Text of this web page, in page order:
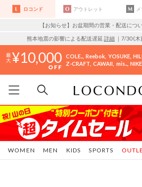
ロコンド アウトレット
【お知らせ】お盆期間の営業・配送につ
熊本地震の影響による配送遅延 詳細 ｜7/30 (
10,000 COLE.. Reebok YOSUKE
Z-CRAFT CAWAII mis.. NIKE
WOMEN MEN KIDS SPORTS